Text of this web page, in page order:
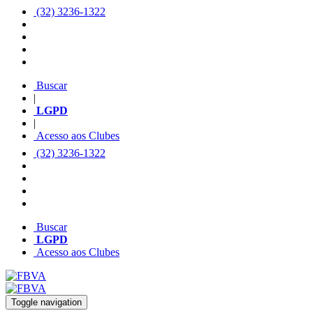
(32) 3236-1322
Buscar
|
LGPD
|
Acesso aos Clubes
(32) 3236-1322
Buscar
LGPD
Acesso aos Clubes
Toggle navigation